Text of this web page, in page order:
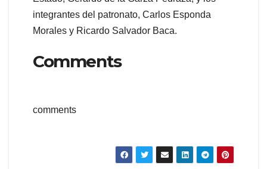
integrantes del patronato, Carlos Esponda
Morales y Ricardo Salvador Baca.
Comments
comments